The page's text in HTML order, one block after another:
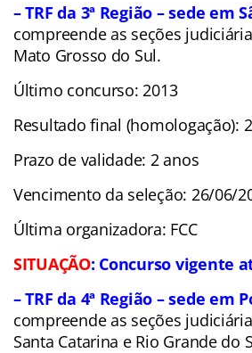
– TRF da 3ª Região – sede em
compreende as seções
Mato Grosso do Sul.
Último concurso: 2013
Resultado final (homologação):
Prazo de validade: 2 anos
Vencimento da seleção: 26/06/
Última organizadora: FCC
SITUAÇÃO: Concurso vigente
– TRF da 4ª Região – sede em
compreende as seções
Santa Catarina e Rio Grande do